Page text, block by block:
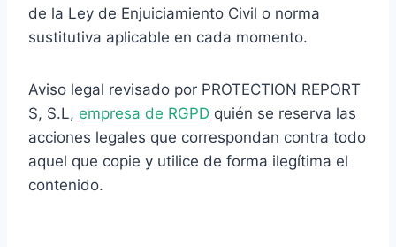
de la Ley de Enjuiciamiento Civil o norma
sustitutiva aplicable en cada momento.
Aviso legal revisado por PROTECTION REPORT
S, S.L, empresa de RGPD quién se reserva las
acciones legales que correspondan contra todo
aquel que copie y utilice de forma ilegítima el
contenido.